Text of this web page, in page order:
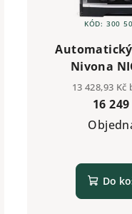
Nivona
13 428,93 Kč
16
Do
KÓD: 300